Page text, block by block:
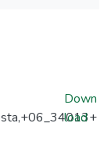
Down
load